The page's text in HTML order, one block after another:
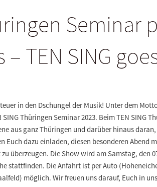
Seminar
TEN SING
in den Dschungel der Musik! Unter dem
Thüringen Seminar 2023. Beim TEN SING
aus ganz Thüringen und darüber hinaus
dazu einladen, diesen besonderen Abend
überzeugen. Die Show wird am Samstag, den
stattfinden. Die Anfahrt ist per Auto
möglich. Wir freuen uns darauf, Euch in